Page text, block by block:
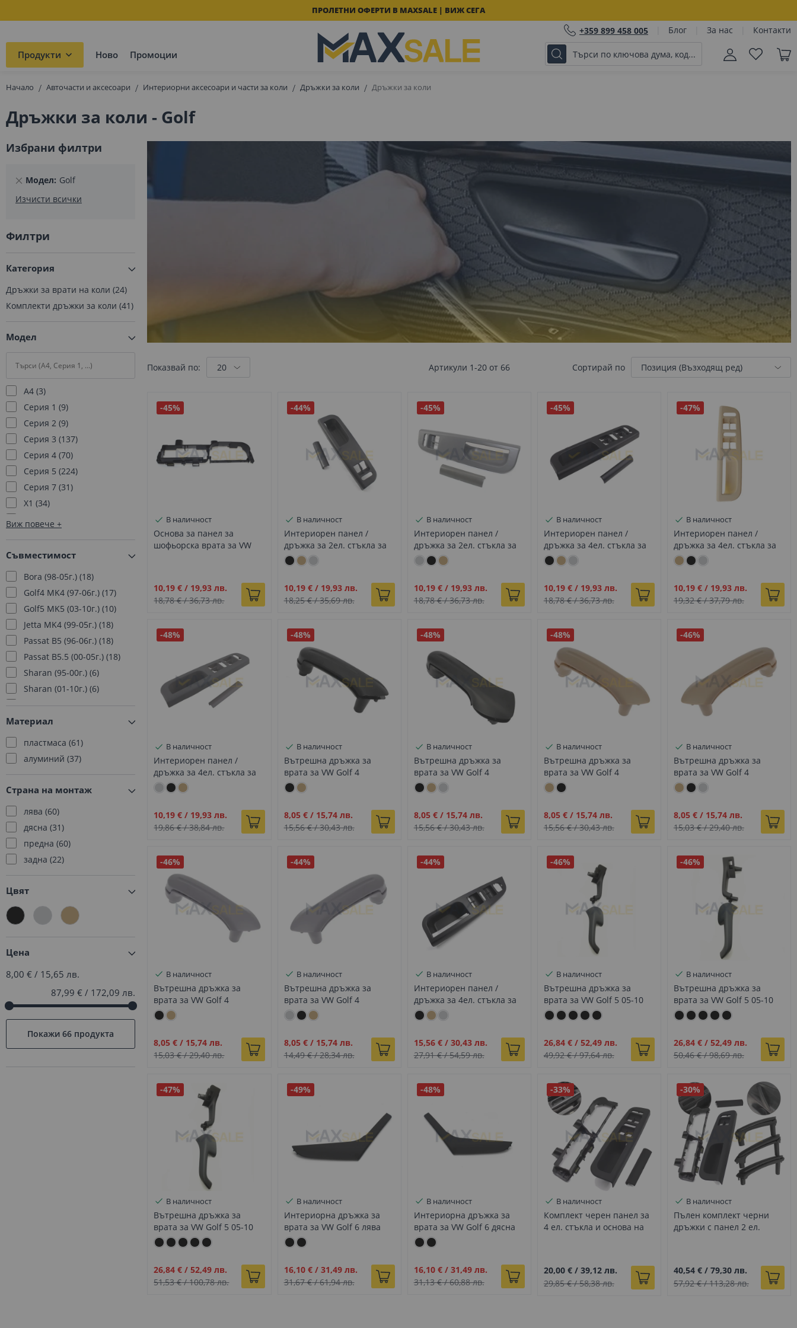
ПРОЛЕТНИ ОФЕРТИ В MAXSALE | ВИЖ СЕГА
+359 899 458 005 Блог За нас Контакти
Продукти Ново Промоции
Начало Авточасти и аксесоари Интериорни аксесоари и части за коли Дръжки за коли Дръжки за коли
Дръжки за коли - Golf
Показвай по: Артикули 1-20от 66 Сортирай по
-45%
В наличност
Основа за панел за
шофьорска врата за VW
Промо
цена
10,19 € / 19,93 лв.
18,78 €/36,73 лв.
-44%
В наличност
Интериорен панел /
дръжка за 2ел. стъкла за
VW Passat B5 Б5.5, Golf 4,
Промо
цена
10,19 €/ 19,93 лв.
18,25 €/35,69 лв.
-45%
В наличност
Интериорен панел /
дръжка за 2ел. стъкла за
VW Passat B5 Б5.5 , Golf 4,
Промо
цена
10,19 €/ 19,93 лв.
18,78 €/36,73 лв.
-45%
В наличност
Интериорен панел /
дръжка за 4ел. стъкла за
VW Passat B5 Б5.5, Golf 4,
Промо
цена
10,19 €/ 19,93 лв.
18,78 €/36,73 лв.
-47%
В наличност
Интериорен панел /
дръжка за 4ел. стъкла за
VW Passat B5 Б5.5, Golf 4,
Промо
цена
10,19 €/ 19,93 лв.
19,32 €/37,79 лв.
-48%
В наличност
Интериорен панел /
дръжка за 4ел. стъкла за
VW Passat B5 Б5.5, Golf 4,
Промо
цена
10,19 € / 19,93 лв.
19,86 €/38,84 лв.
-48%
В наличност
Вътрешна дръжка за
врата за VW Golf 4
Jetta/Bora 99-05 лява
Промо
цена
8,05 €/ 15,74 лв.
15,56 €/30,43 лв.
-48%
В наличност
Вътрешна дръжка за
врата за VW Golf 4
Jetta/Bora 99-05 дясна
Промо
цена
8,05 €/ 15,74 лв.
15,56 €/30,43 лв.
-48%
В наличност
Вътрешна дръжка за
врата за VW Golf 4
Jetta/Bora 99-05 лява
Промо
цена
8,05 €/ 15,74 лв.
15,56 €/30,43 лв.
-46%
В наличност
Вътрешна дръжка за
врата за VW Golf 4
Jetta/Bora 99-05 дясна
Промо
цена
8,05 €/ 15,74 лв.
15,03 €/29,40 лв.
-46%
В наличност
Вътрешна дръжка за
врата за VW Golf 4
Jetta/Bora 99-05 лява сива
Промо
цена
8,05 € / 15,74 лв.
15,03 €/29,40 лв.
-44%
В наличност
Вътрешна дръжка за
врата за VW Golf 4
Jetta/Bora 99-05 дясна сива
Промо
цена
8,05 €/ 15,74 лв.
14,49 €/28,34 лв.
-44%
В наличност
Интериорен панел /
дръжка за 4ел. стъкла за
VW Golf 5 05-10 черен
Промо
цена
15,56 €/ 30,43 лв.
27,91 €/54,59 лв.
-46%
В наличност
Вътрешна дръжка за
врата за VW Golf 5 05-10
предна дясна черна
Промо
цена
26,84 €/ 52,49 лв.
49,92 €/97,64 лв.
-46%
В наличност
Вътрешна дръжка за
врата за VW Golf 5 05-10
задна лява черна
Промо
цена
26,84 €/ 52,49 лв.
50,46 €/98,69 лв.
-47%
В наличност
Вътрешна дръжка за
врата за VW Golf 5 05-10
задна дясна черна
Промо
цена
26,84 € /52,49 лв.
51,53 €/100,78 лв.
-49%
В наличност
Интериорна дръжка за
врата за VW Golf 6 лява
Промо
цена
16,10 €/ 31,49 лв.
31,67 €/61,94 лв.
-48%
В наличност
Интериорна дръжка за
врата за VW Golf 6 дясна
Промо
цена
16,10 €/ 31,49 лв.
31,13 €/60,88 лв.
-33%
В наличност
Комплект черен панел за
4 ел. стъкла и основа на
2008)
20,00 €/ 39,12 лв.
29,85 €/58,38 лв.
-30%
В наличност
Пълен комплект черни
дръжки с панел 2 ел.
40,54 €/ 79,30 лв.
57,92 €/113,28 лв.
Избрани филтри
Премахнете
елемент
Модел Golf
Изчисти всички
Филтри
Категория
Дръжки за врати на коли 24
Комплекти дръжки за коли 41
Модел
A4 3
Серия 1 9
Серия 2 9
Серия 3 137
Серия 4 70
Серия 5 224
Серия 7 31
X1
34
X4
47
X6 126
A class 8
B class 8
C class 21
CLA class 2
CLS class 3
E class 4
GL class 3
GLC class
GLC Coupe 3
GLE class 3
GLK class 1
GLS class
ML class 4
R class 1
S class
1
Caddy
Виж повече
Съвместимост
Bora (98-05г.) 18
Golf4 MK4 (97-06г.) 17
Golf5 MK5 (03-10г.) 10
Jetta MK4 (99-05г.) 18
Passat B5 (96-06г.) 18
Passat B5.5 (00-05г.) 18
Sharan (95-00г.) 6
Sharan (01-10г.) 6
Материал
пластмаса 61
алуминий 37
Страна на монтаж
лява 60
дясна 31
предна 60
задна 22
Цвят
Цена
8,00 € / 15,65 лв.
87,99 € / 172,09 лв.
Покажи66 продукта